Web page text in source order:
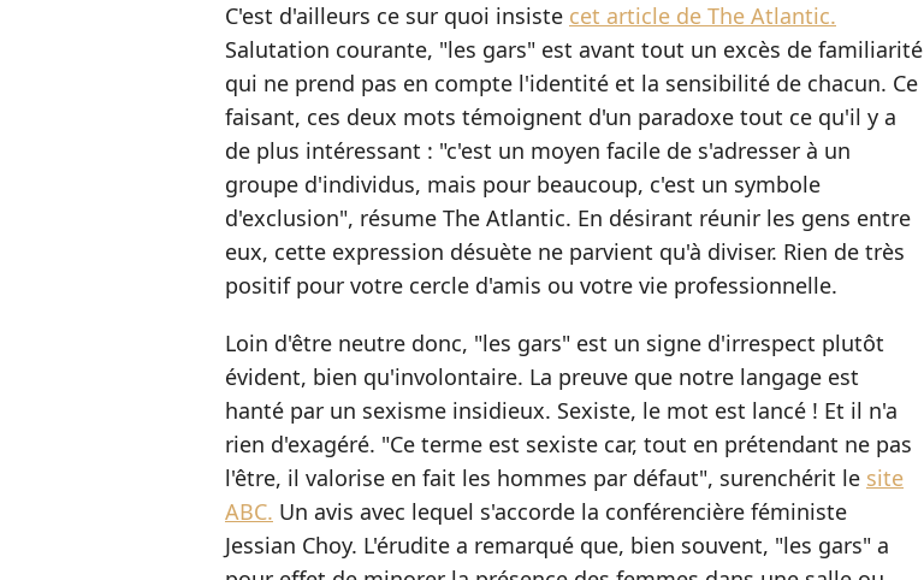
C'est d'ailleurs ce sur quoi insiste cet article de The Atlantic.
Salutation courante, "les gars" est avant tout un excès de familiarité
qui ne prend pas en compte l'identité et la sensibilité de chacun. Ce
faisant, ces deux mots témoignent d'un paradoxe tout ce qu'il y a
de plus intéressant : "c'est un moyen facile de s'adresser à un
groupe d'individus, mais pour beaucoup, c'est un symbole
d'exclusion", résume The Atlantic. En désirant réunir les gens entre
eux, cette expression désuète ne parvient qu'à diviser. Rien de très
positif pour votre cercle d'amis ou votre vie professionnelle.
Loin d'être neutre donc, "les gars" est un signe d'irrespect plutôt
évident, bien qu'involontaire. La preuve que notre langage est
hanté par un sexisme insidieux. Sexiste, le mot est lancé ! Et il n'a
rien d'exagéré. "Ce terme est sexiste car, tout en prétendant ne pas
l'être, il valorise en fait les hommes par défaut", surenchérit le site
ABC. Un avis avec lequel s'accorde la conférencière féministe
Jessian Choy. L'érudite a remarqué que, bien souvent, "les gars" a